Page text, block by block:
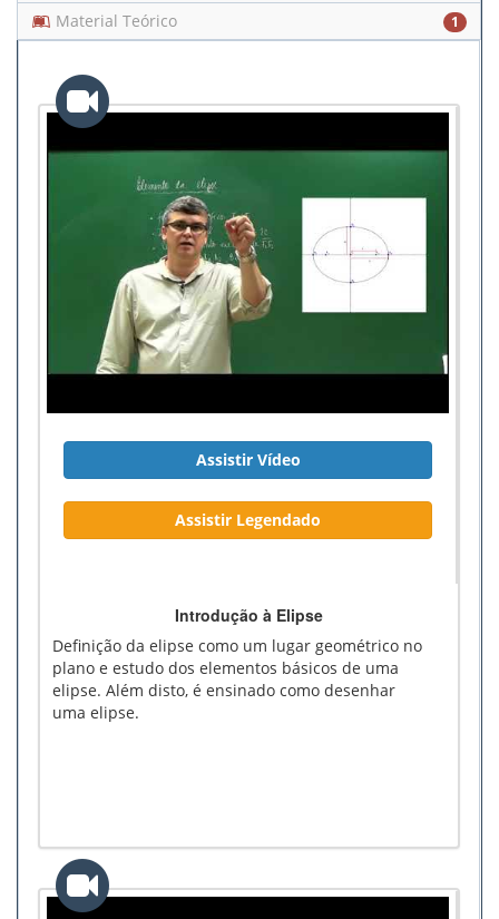
Material Teórico
1
Assistir Vídeo
Assistir Legendado
Introdução à Elipse
Definição da elipse como um lugar geométrico no
plano e estudo dos elementos básicos de uma
elipse. Além disto, é ensinado como desenhar
uma elipse.